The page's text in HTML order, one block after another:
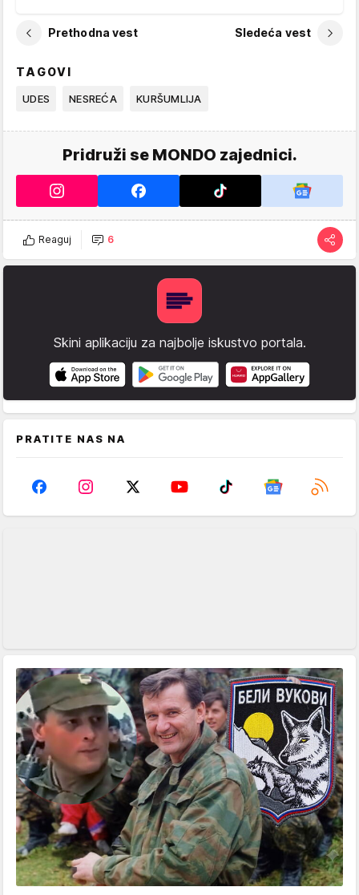
Prethodna vest Sledeća vest
TAGOVI
UDES NESREĆA KURŠUMLIJA
Pridruži se MONDO zajednici.
Reaguj 6
Skini aplikaciju za najbolje iskustvo portala.
PRATITE NAS NA